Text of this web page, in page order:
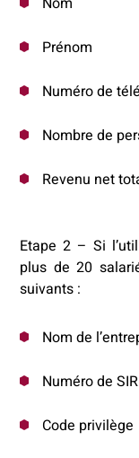
Prénom
Numéro de
Nombre de
Revenu net
Etape 2 – Si
plus de 20
suivants :
Nom de
Numéro de
Code privilège